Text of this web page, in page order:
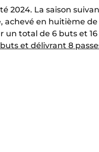
2024. La saison
achevé en huitième de
un total de 6 buts et 16
et délivrant 8